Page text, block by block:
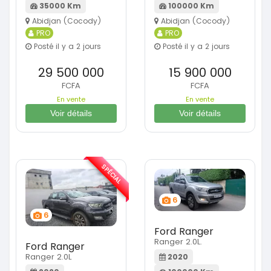
35000 Km
Abidjan (Cocody)
PRO
Posté il y a 2 jours
29 500 000
FCFA
En vente
Voir détails
100000 Km
Abidjan (Cocody)
PRO
Posté il y a 2 jours
15 900 000
FCFA
En vente
Voir détails
6
Ford Ranger
Ranger 2.0L
SPÉCIAL
6
Ford Ranger
Ranger 2.0L.
2020